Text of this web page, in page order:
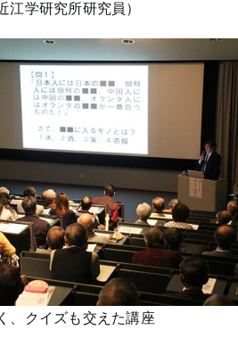
学研究所研究員）
、クイズも交えた講座